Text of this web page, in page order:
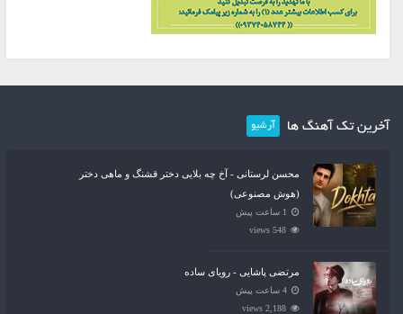
آخرین تک آهنگ ها آرشیو
محسن لرستانی - آخ چه بلایی دختر قشنگ و ماهی دختر
(هوش مصنوعی)
1 ساعت پیش
548 views
مرتضی پاشایی - رویای ساده
4 ساعت پیش
2,188 views